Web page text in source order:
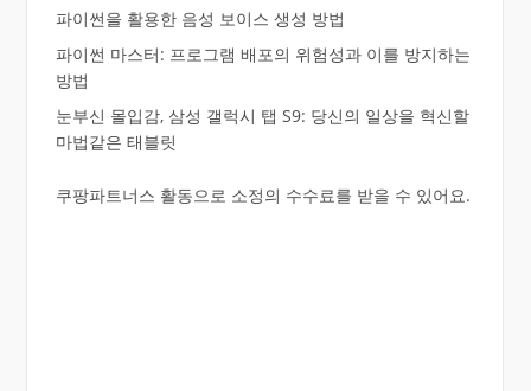
파이썬을 활용한 음성 보이스 생성 방법
파이썬 마스터: 프로그램 배포의 위험성과 이를 방지하는
방법
눈부신 몰입감, 삼성 갤럭시 탭 S9: 당신의 일상을 혁신할
마법같은 태블릿
쿠팡파트너스 활동으로 소정의 수수료를 받을 수 있어요.